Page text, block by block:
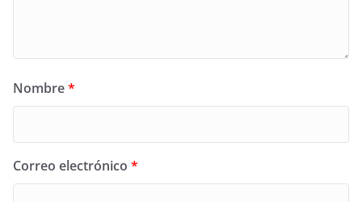
Nombre*
Correo electrónico *